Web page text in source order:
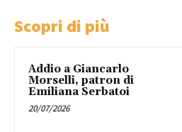
Scopri di più
Addio a Giancarlo
Morselli, patron di
Emiliana Serbatoi
20/07/2026